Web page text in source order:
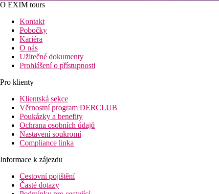
O EXIM tours
Kontakt
Pobočky
Kariéra
O nás
Užitečné dokumenty
Prohlášení o přístupnosti
Pro klienty
Klientská sekce
Věrnostní program DERCLUB
Poukázky a benefity
Ochrana osobních údajů
Nastavení soukromí
Compliance linka
Informace k zájezdu
Cestovní pojištění
Časté dotazy